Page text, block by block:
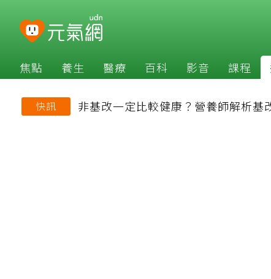
焦點 養生 醫療 百科 影音 課程
快訊 非基改一定比較健康？營養師解析基